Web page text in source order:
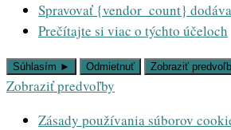
Spravovať {vendor_count}
Prečítajte si viac o týchto účeloch
Súhlasím ► Odmietnuť Zobraziť
Zobraziť predvoľby
Zásady používania súborov